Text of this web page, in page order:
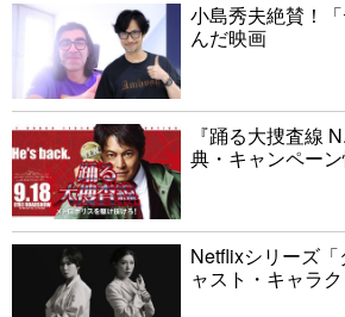
小島秀夫絶賛！
んだ映画
『踊る大捜査線
典・キャンペー
Netflixシリーズ
ャスト・キャラク